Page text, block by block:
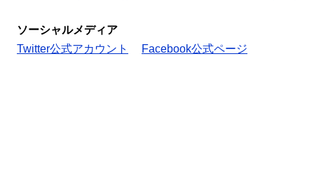
ソーシャルメディア
Twitter公式アカウント
Facebook公式ページ